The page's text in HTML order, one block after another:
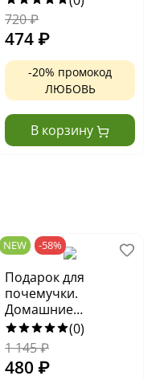
720₽
474 ₽
-20% промокод
ЛЮБОВЬ
В корзину
NEW -58%
Подарок для
почемучки.
Домашние
животные(0)
1 145₽
480 ₽